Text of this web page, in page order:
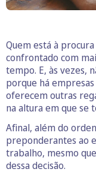
Quem está à
confrontado com
tempo. E, às vezes,
porque há
oferecem outras
na altura em que se
Afinal, além do
preponderantes ao
trabalho, mesmo
dessa decisão.